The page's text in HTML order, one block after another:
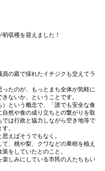
収穫を迎えました！
の庭で採れたイチジクも交えてラ
たのが、もっとまち全体が気軽に
ないか、ということです。
）という概念で、「誰でも安全な食
然や食の成り立ちとの繋がりを取
は行政と協力しながら空き地等で
。
えばそうでもなく。
、桃や梨、クワなどの果樹を植え
をしていたとのこと。
しみにしている市民の人たちもい